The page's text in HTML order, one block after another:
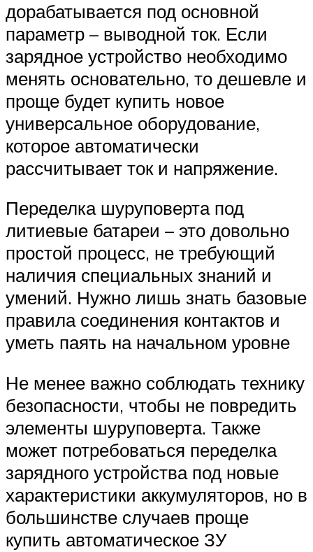
дорабатывается под основной
параметр – выводной ток. Если
зарядное устройство необходимо
менять основательно, то дешевле и
проще будет купить новое
универсальное оборудование,
которое автоматически
рассчитывает ток и напряжение.
Переделка шуруповерта под
литиевые батареи – это довольно
простой процесс, не требующий
наличия специальных знаний и
умений. Нужно лишь знать базовые
правила соединения контактов и
уметь паять на начальном уровне
Не менее важно соблюдать технику
безопасности, чтобы не повредить
элементы шуруповерта. Также
может потребоваться переделка
зарядного устройства под новые
характеристики аккумуляторов, но в
большинстве случаев проще
купить автоматическое ЗУ